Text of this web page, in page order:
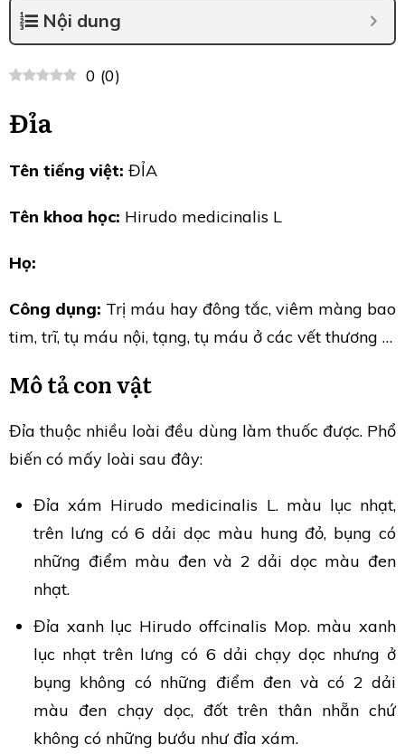
Nội dung
0 (0)
Đỉa
Tên tiếng việt: ĐỈA
Tên khoa học: Hirudo medicinalis L
Họ:
Công dụng: Trị máu hay đông tắc, viêm màng bao
tim, trĩ, tụ máu nội, tạng, tụ máu ở các vết thương …
Mô tả con vật
Đỉa thuộc nhiều loài đều dùng làm thuốc được. Phổ
biến có mấy loài sau đây:
Đỉa xám Hirudo medicinalis L. màu lục nhạt,
trên lưng có 6 dải dọc màu hung đỏ, bụng có
những điểm màu đen và 2 dải dọc màu đen
nhạt.
Đỉa xanh lục Hirudo offcinalis Mop. màu xanh
lục nhạt trên lưng có 6 dải chạy dọc nhưng ở
bụng không có những điểm đen và có 2 dải
màu đen chạy dọc, đốt trên thân nhẵn chứ
không có những bướu như đỉa xám.